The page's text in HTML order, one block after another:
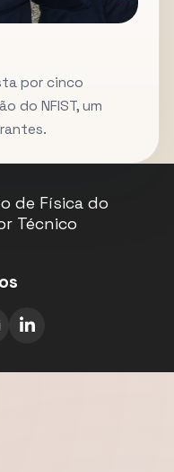
por cinco
do NFIST, um
de Física do
Técnico